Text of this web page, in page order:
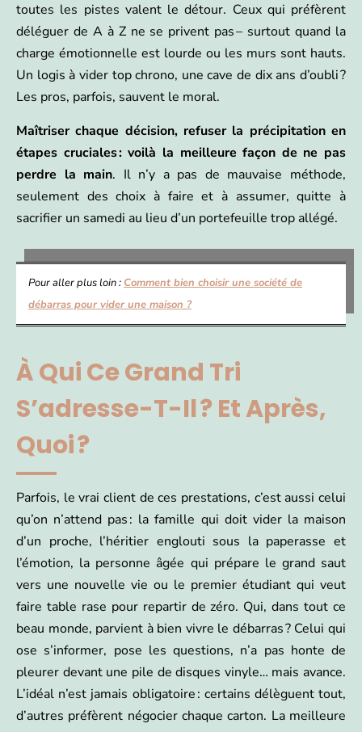
toutes les pistes valent le détour. Ceux qui préfèrent
déléguer de A à Z ne se privent pas – surtout quand la
charge émotionnelle est lourde ou les murs sont hauts.
Un logis à vider top chrono, une cave de dix ans d’oubli ?
Les pros, parfois, sauvent le moral.
Maîtriser chaque décision, refuser la précipitation en
étapes cruciales : voilà la meilleure façon de ne pas
perdre la main. Il n’y a pas de mauvaise méthode,
seulement des choix à faire et à assumer, quitte à
sacrifier un samedi au lieu d’un portefeuille trop allégé.
Pour aller plus loin : Comment bien choisir une société de
débarras pour vider une maison ?
À Qui Ce Grand Tri
S’adresse-T-Il ? Et Après,
Quoi ?
Parfois, le vrai client de ces prestations, c’est aussi celui
qu’on n’attend pas : la famille qui doit vider la maison
d’un proche, l’héritier englouti sous la paperasse et
l’émotion, la personne âgée qui prépare le grand saut
vers une nouvelle vie ou le premier étudiant qui veut
faire table rase pour repartir de zéro. Qui, dans tout ce
beau monde, parvient à bien vivre le débarras ? Celui qui
ose s’informer, pose les questions, n’a pas honte de
pleurer devant une pile de disques vinyle… mais avance.
L’idéal n’est jamais obligatoire : certains délèguent tout,
d’autres préfèrent négocier chaque carton. La meilleure